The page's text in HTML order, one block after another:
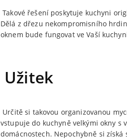
Takové řešení poskytuje kuchyni
Dělá z dřezu nekompromisního
oknem bude fungovat ve Vaší
Užitek
Určitě si takovou organizovanou
vstupuje do kuchyně velkými okny s
domácnostech. Nepochybně si